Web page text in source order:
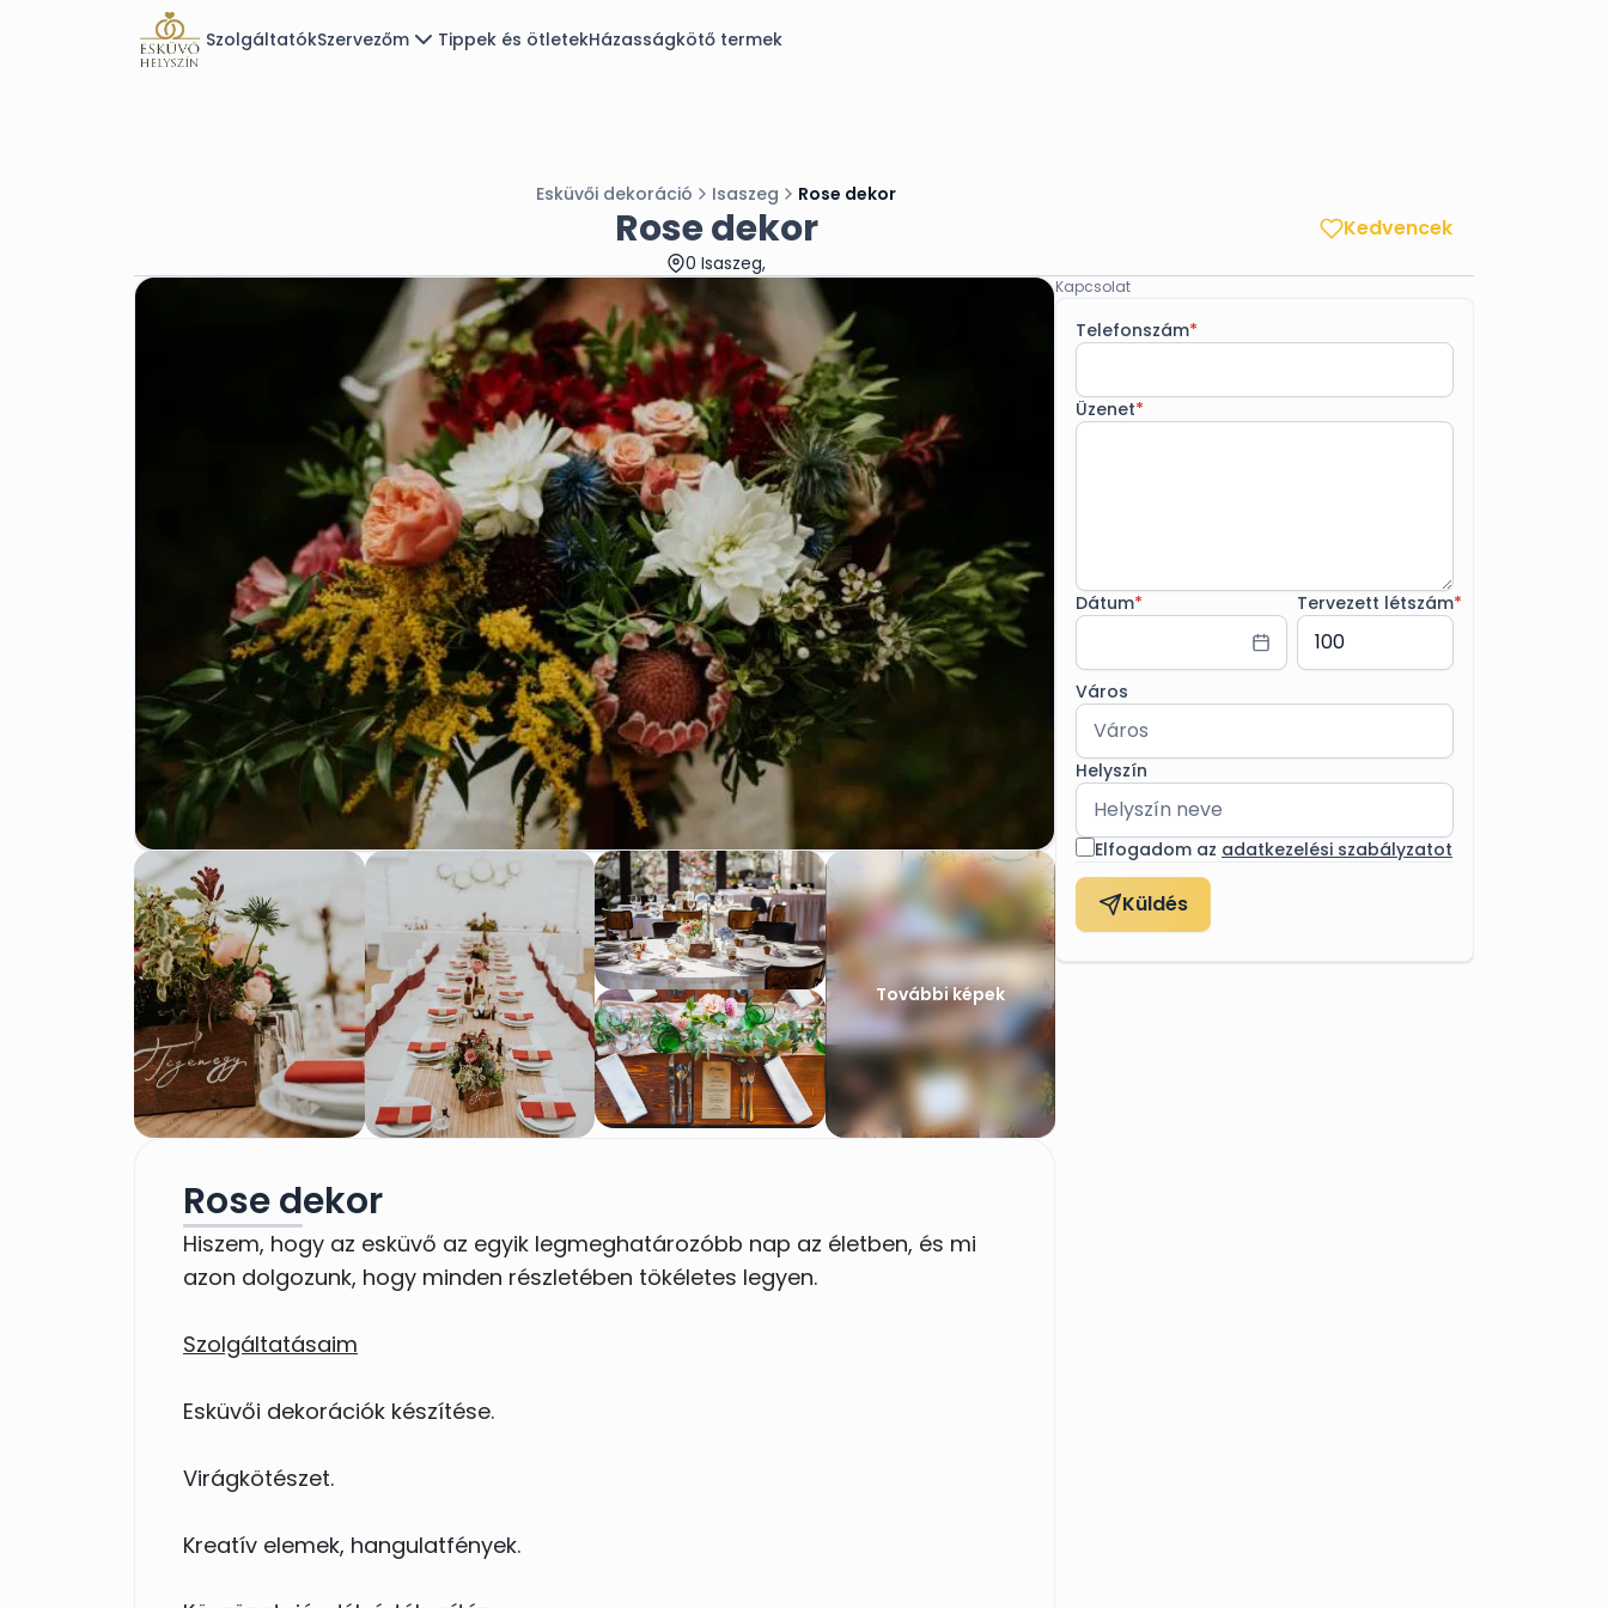
SzolgáltatókSzervezőm Tippek és ötletekHázasságkötő termek
Esküvői dekoráció Isaszeg Rose dekor
Rose dekor
0 Isaszeg,
Kedvencek
További képek
Rose dekor
Hiszem, hogy az esküvő az egyik legmeghatározóbb nap az életben, és mi
azon dolgozunk, hogy minden részletében tökéletes legyen.
Szolgáltatásaim
Esküvői dekorációk készítése.
Virágkötészet.
Kreatív elemek, hangulatfények.
Kapcsolat
Telefonszám*
Üzenet*
Dátum* Tervezett létszám*
Város
Helyszín
Elfogadom az adatkezelési szabályzatot
Küldés